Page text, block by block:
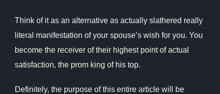
Think of it as an alternative as actually slathered really
literal manifestation of your spouse’s wish for you. You
become the receiver of their highest point of actual
satisfaction, the prom king of his top.
Definitely, the purpose of this entire article will be